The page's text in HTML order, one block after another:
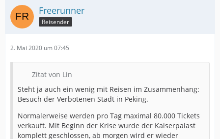
Freerunner
Reisender
2. Mai 2020 um 07:45
Zitat von Lin
Steht ja auch ein wenig mit Reisen im Zusammenhang:
Besuch der Verbotenen Stadt in Peking.
Normalerweise werden pro Tag maximal 80.000 Tickets
verkauft. Mit Beginn der Krise wurde der Kaiserpalast
komplett geschlossen, ab morgen wird er wieder